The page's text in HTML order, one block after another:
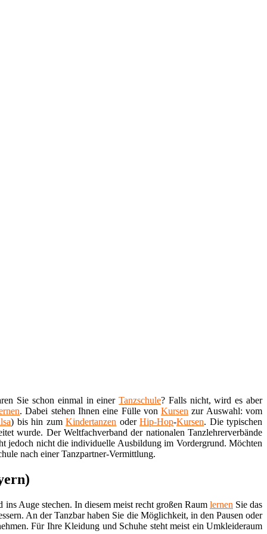
Sie schon einmal in einerTanzschule? Falls nicht, wird es aber
. Dabei stehen Ihnen eine Fülle vonKursen zur Auswahl: vom
) bis hin zumKindertanzen oderHip-Hop-Kursen. Die typischen
wurde. Der Weltfachverband der nationalen Tanzlehrerverbände
jedoch nicht die individuelle Ausbildung im Vordergrund. Möchten
nach einer Tanzpartner-Vermittlung.
Auge stechen. In diesem meist recht großen Raum lernen Sie das
An der Tanzbar haben Sie die Möglichkeit, in den Pausen oder
Für Ihre Kleidung und Schuhe steht meist ein Umkleideraum